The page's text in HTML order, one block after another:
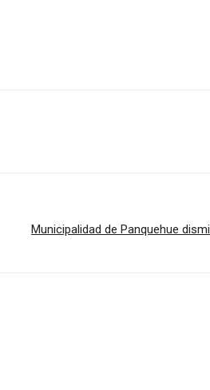
Municipalidad de Panquehue